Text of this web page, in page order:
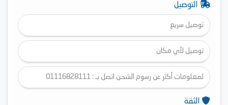
مزود بسيخ شوي
مروحة تبريد حراري
اكبرسعه لتريه 64 لتر XL
تجويف مسطح للفرن
مع حوامل من الكروم
6 مستويات للصينية والشبكه
1 صينية عادية
1 صينية عميقة اضافية
التوصيل
توصيل سريع
توصيل لأي مكان
لمعلومات أكثر عن رسوم الشحن اتصل بـ : 01116828111
الثقة